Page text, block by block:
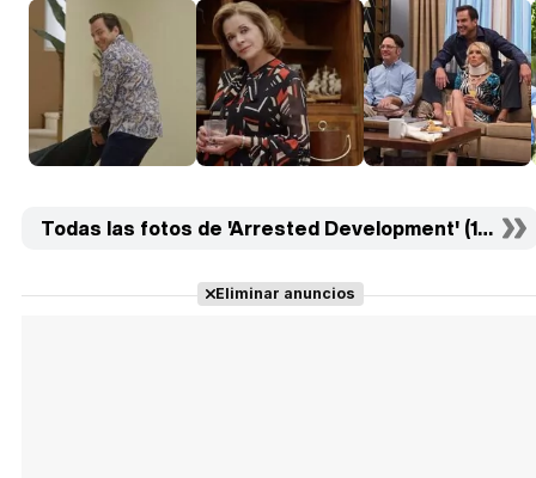
Todas las fotos de 'Arrested Development' (179)
Eliminar anuncios